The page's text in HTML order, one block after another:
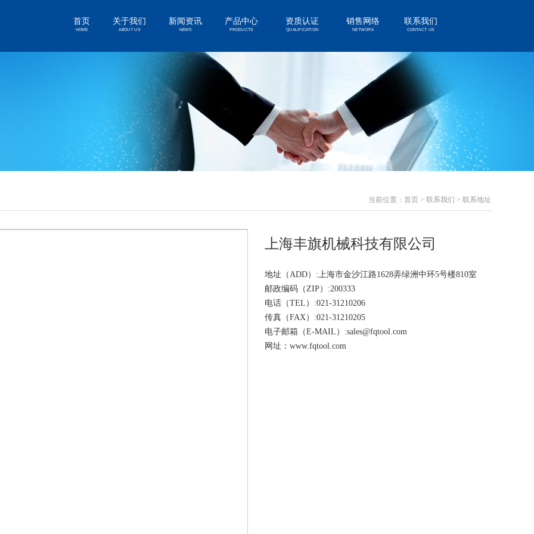
首页
HOME
关于我们
ABOUT US
新闻资讯
NEWS
产品中心
PRODUCTS
资质认证
QUALIFICATION
销售网络
NETWORK
联系我们
CONTACT US
当前位置： 首页 > 联系我们 > 联系地址
上海丰旗机械科技有限公司
地址（ADD）:上海市金沙江路1628弄绿洲中环5号楼810室
邮政编码（ZIP）:200333
电话（TEL）:021-31210206
传真（FAX）:021-31210205
电子邮箱（E-MAIL）:sales@fqtool.com
网址：www.fqtool.com